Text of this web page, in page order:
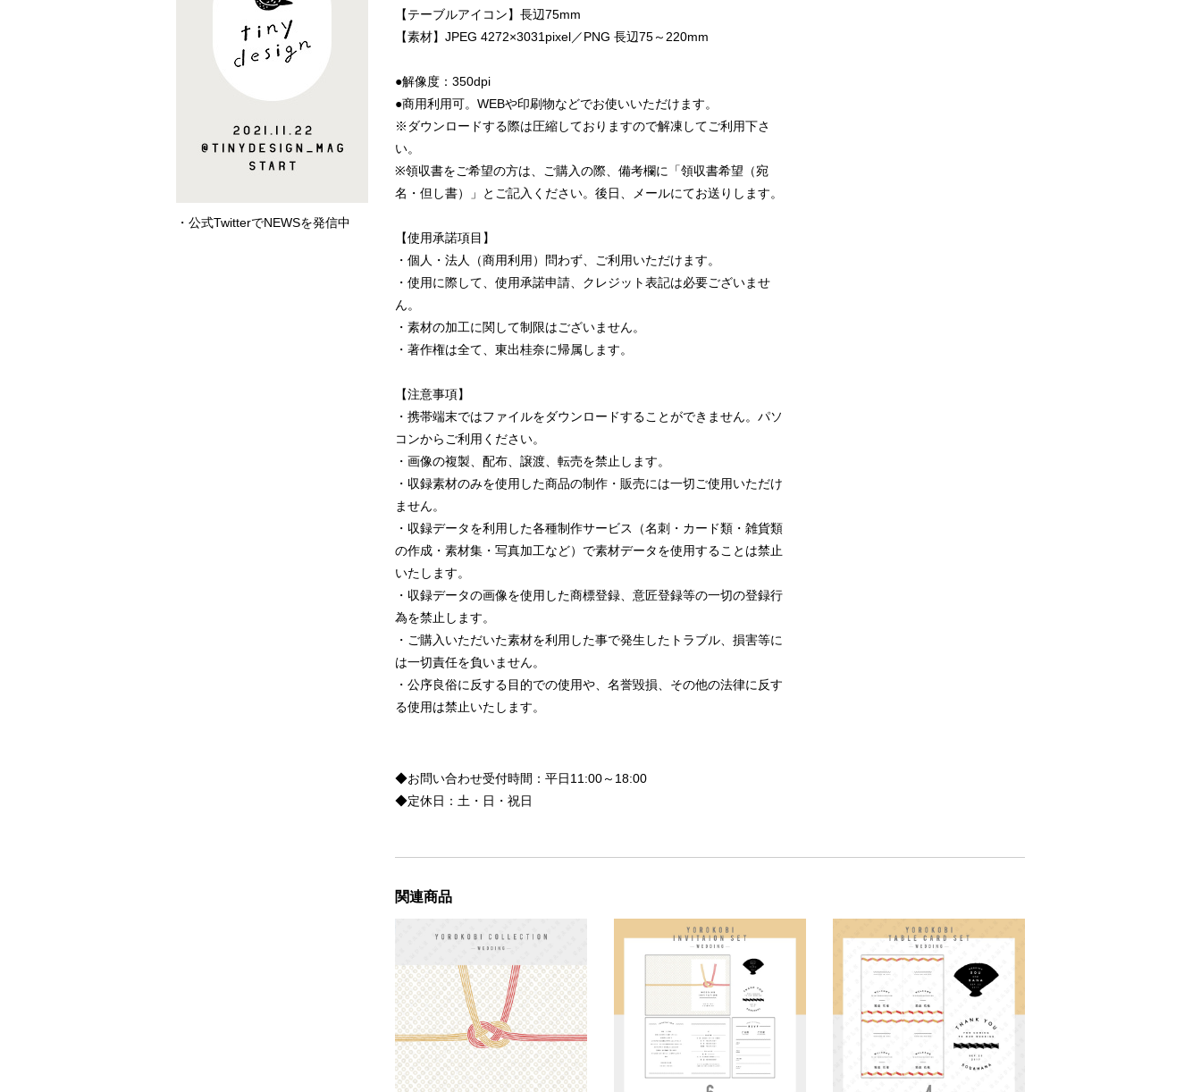
【テーブルアイコン】長辺75mm
【素材】JPEG 4272×3031pixel／PNG 長辺75～220mm
●解像度：350dpi
●商用利用可。WEBや印刷物などでお使いいただけます。
※ダウンロードする際は圧縮しておりますので解凍してご利用下さ
い。
※領収書をご希望の方は、ご購入の際、備考欄に「領収書希望（宛
名・但し書）」とご記入ください。後日、メールにてお送りします。
【使用承諾項目】
・個人・法人（商用利用）問わず、ご利用いただけます。
・使用に際して、使用承諾申請、クレジット表記は必要ございませ
ん。
・素材の加工に関して制限はございません。
・著作権は全て、東出桂奈に帰属します。
【注意事項】
・携帯端末ではファイルをダウンロードすることができません。パソ
コンからご利用ください。
・画像の複製、配布、譲渡、転売を禁止します。
・収録素材のみを使用した商品の制作・販売には一切ご使用いただけ
ません。
・収録データを利用した各種制作サービス（名刺・カード類・雑貨類
の作成・素材集・写真加工など）で素材データを使用することは禁止
いたします。
・収録データの画像を使用した商標登録、意匠登録等の一切の登録行
為を禁止します。
・ご購入いただいた素材を利用した事で発生したトラブル、損害等に
は一切責任を負いません。
・公序良俗に反する目的での使用や、名誉毀損、その他の法律に反す
る使用は禁止いたします。
◆お問い合わせ受付時間：平日11:00～18:00
◆定休日：土・日・祝日
関連商品
・公式TwitterでNEWSを発信中